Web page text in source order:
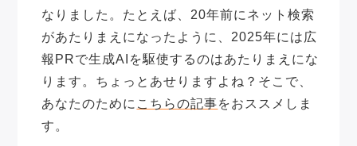
なりました。たとえば、20年前にネット検索
があたりまえになったように、2025年には広
報PRで生成AIを駆使するのはあたりまえにな
ります。ちょっとあせりますよね？そこで、
あなたのために こちらの記事をおススメしま
す。